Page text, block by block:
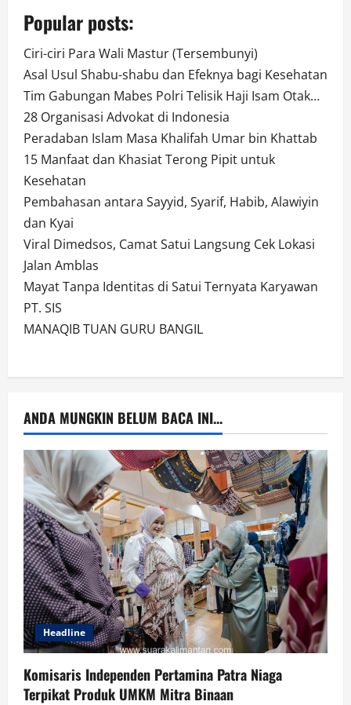
Popular posts:
Ciri-ciri Para Wali Mastur (Tersembunyi)
Asal Usul Shabu-shabu dan Efeknya bagi Kesehatan
Tim Gabungan Mabes Polri Telisik Haji Isam Otak…
28 Organisasi Advokat di Indonesia
Peradaban Islam Masa Khalifah Umar bin Khattab
15 Manfaat dan Khasiat Terong Pipit untuk
Kesehatan
Pembahasan antara Sayyid, Syarif, Habib, Alawiyin
dan Kyai
Viral Dimedsos, Camat Satui Langsung Cek Lokasi
Jalan Amblas
Mayat Tanpa Identitas di Satui Ternyata Karyawan
PT. SIS
MANAQIB TUAN GURU BANGIL
ANDA MUNGKIN BELUM BACA INI...
Headline
Komisaris Independen Pertamina Patra Niaga
Terpikat Produk UMKM Mitra Binaan